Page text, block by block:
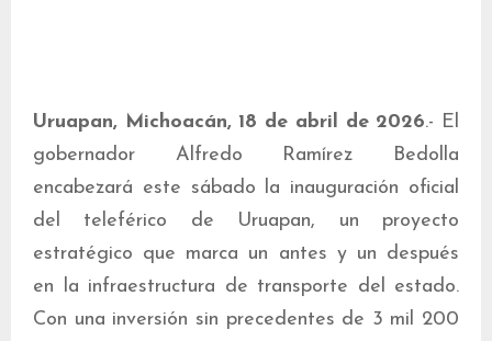
Uruapan, Michoacán, 18 de abril de 2026.- El
gobernador Alfredo Ramírez Bedolla
encabezará este sábado la inauguración oficial
del teleférico de Uruapan, un proyecto
estratégico que marca un antes y un después
en la infraestructura de transporte del estado.
Con una inversión sin precedentes de 3 mil 200